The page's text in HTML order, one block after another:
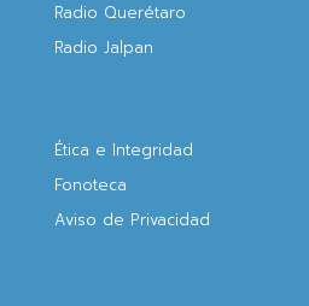
Radio Querétaro
Radio Jalpan
Ética e Integridad
Fonoteca
Aviso de Privacidad